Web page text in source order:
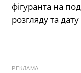
фігуранта на
розгляду та дату
РЕКЛАМА